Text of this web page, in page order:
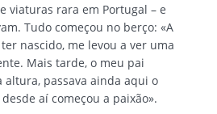
viaturas rara em Portugal – e
Tudo começou no berço: «A
nascido, me levou a ver uma
Mais tarde, o meu pai
altura, passava ainda aqui o
aí começou a paixão».